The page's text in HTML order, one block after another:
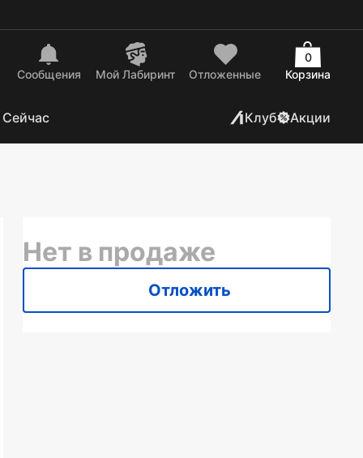
Сообщения Mой Лабиринт Отложенные Корзина
0
Клуб Акции
Нет в продаже
Отложить